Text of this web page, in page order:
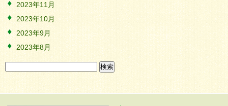
2023年11月
2023年10月
2023年9月
2023年8月
索: